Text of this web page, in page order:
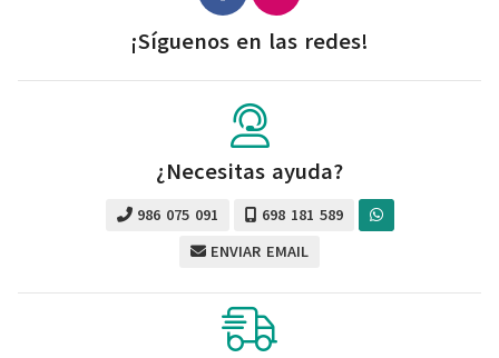
¡Síguenos en las redes!
¿Necesitas ayuda?
986 075 091
698 181 589
ENVIAR EMAIL